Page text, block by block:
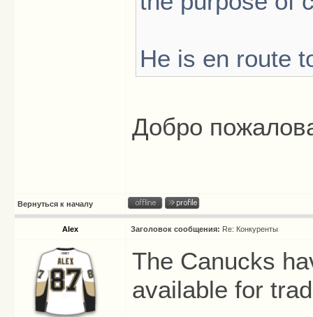
He is en route
Добро
Вернуться к началу
Alex Заголовок сообщения: Re: Конкуренты
The Canucks
available for